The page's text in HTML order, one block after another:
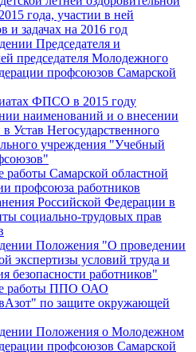
года, участии в ней
и задачах на 2016 год
Председателя и
председателя Молодежного
профсоюзов Самарской
ФПСО в 2015 году
наименований и о внесении
Устав Негосударственного
учреждения "Учебный
работы Самарской областной
профсоюза работников
Российской Федерации в
социально-трудовых прав
Положения "О проведении
экспертизы условий труда и
безопасности работников"
работы ППО ОАО
по защите окружающей
Положения о Молодежном
профсоюзов Самарской